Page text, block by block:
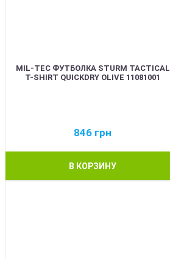
MIL-TEC ФУТБОЛКА STURM TACTICAL
T-SHIRT QUICKDRY OLIVE 11081001
846 грн
В КОРЗИНУ